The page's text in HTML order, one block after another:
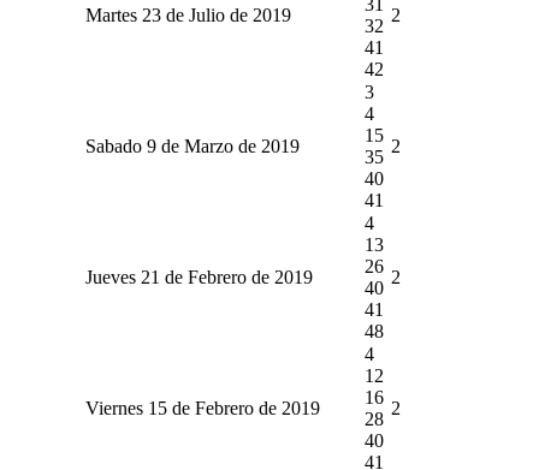
Martes 23 de Julio de 2019
32
41
42
2
Sabado 9 de Marzo de 2019
3
4
15
35
40
41
2
Jueves 21 de Febrero de 2019
4
13
26
40
41
48
2
Viernes 15 de Febrero de 2019
4
12
16
28
40
41
2